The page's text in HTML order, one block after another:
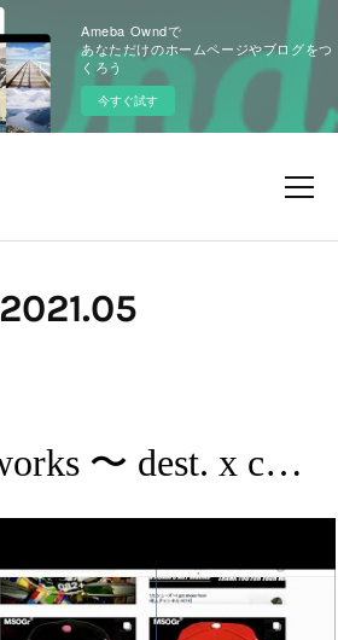
Ameba Owndで
あなただけのホームページやブログをつ
くろう
今すぐ試す
2021.05
A-pop art works 〜 dest. x crea.